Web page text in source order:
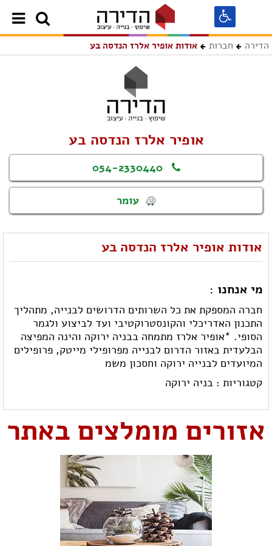
הדירה חברות אודות אופיר אלרז הנדסה בע
אופיר אלרז הנדסה בע
054-2330440
עומר
אודות אופיר אלרז הנדסה בע
מי אנחנו :
חברה המספקת את כל השרותים הדרושים לבנייה, מתהליך
התכנון האדריכלי והקונסטרוקטיבי ועד לביצוע ולגמר
הסופי. *אופיר אלרז מתמחה בבניה ירוקה והינה המפיצה
הבלעדית באזור הדרום לבנייה מפרופילי מייטק, פרופילים
המיועדים לבנייה ירוקה וחסכון משמ
קטגוריות : בניה ירוקה
אזורים מומלצים באתר